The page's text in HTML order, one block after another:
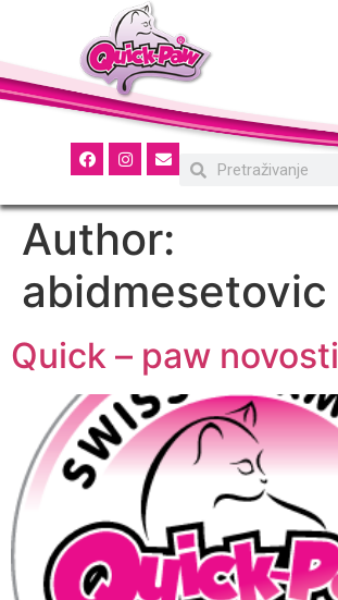
Author:
abidmesetovic
Quick – paw novosti